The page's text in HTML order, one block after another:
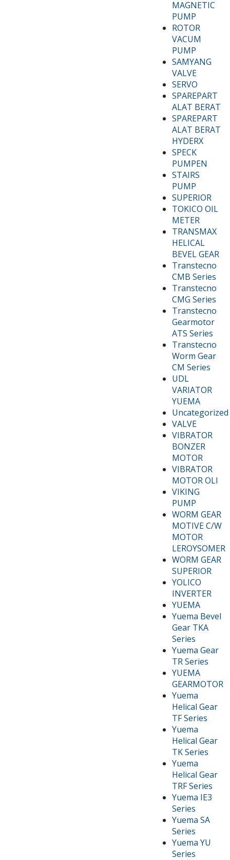
MAGNETIC
PUMP
ROTOR
VACUM
PUMP
SAMYANG
VALVE
SERVO
SPAREPART
ALAT BERAT
SPAREPART
ALAT BERAT
HYDERX
SPECK
PUMPEN
STAIRS
PUMP
SUPERIOR
TOKICO OIL
METER
TRANSMAX
HELICAL
BEVEL GEAR
Transtecno
CMB Series
Transtecno
CMG Series
Transtecno
Gearmotor
ATS Series
Transtecno
Worm Gear
CM Series
UDL
VARIATOR
YUEMA
Uncategorized
VALVE
VIBRATOR
BONZER
MOTOR
VIBRATOR
MOTOR OLI
VIKING
PUMP
WORM GEAR
MOTIVE C/W
MOTOR
LEROYSOMER
WORM GEAR
SUPERIOR
YOLICO
INVERTER
YUEMA
Yuema Bevel
Gear TKA
Series
Yuema Gear
TR Series
YUEMA
GEARMOTOR
Yuema
Helical Gear
TF Series
Yuema
Helical Gear
TK Series
Yuema
Helical Gear
TRF Series
Yuema IE3
Series
Yuema SA
Series
Yuema YU
Series